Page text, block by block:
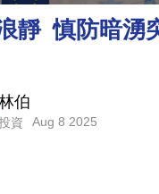
業
靜 慎防暗湧
伯
資 Aug 8 2025